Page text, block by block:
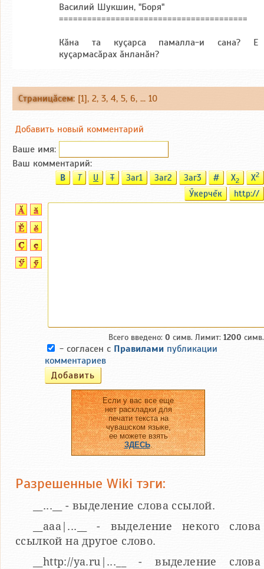
Василий Шукшин, "Боря"
========================================
Кăна та куçарса памалла-и сана? Е
куçармасăрах ăнланăн?
Страницăсем: [1], 2, 3, 4, 5, 6, ... 10
Добавить новый комментарий
Ваше имя:
Ваш комментарий:
B T U T Заг1 Заг2 Заг3 # X2 X2
Ӳкерчĕк http://
Всего введено: 0 симв. Лимит: 1200 симв.
- согласен с Правилами публикации
комментариев
Если у вас все еще
нет раскладки для
печати текста на
чувашском языке,
ее можете взять
ЗДЕСЬ.
Разрешенные Wiki тэги:
__...__ - выделение слова ссылой.
__aaa|...__ - выделение некого слова
ссылкой на другое слово.
__http://ya.ru|...__ - выделение слова